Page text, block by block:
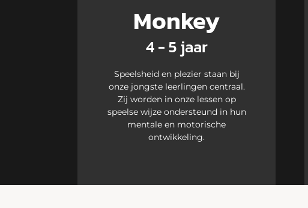
Monkey
4 - 5 jaar
Speelsheid en plezier staan bij
onze jongste leerlingen centraal.
Zij worden in onze lessen op
speelse wijze ondersteund in hun
mentale en motorische
ontwikkeling.